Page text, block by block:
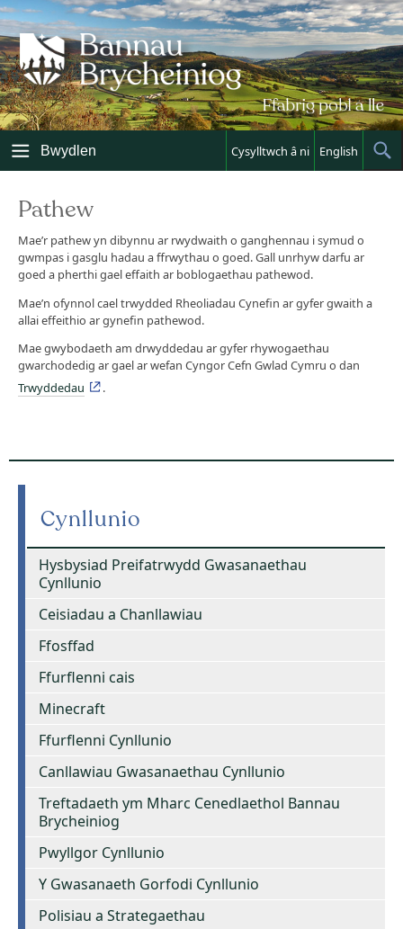
Skip
to
content
Bwydlen Cysylltwch â ni English
Pathew
Mae’r pathew yn dibynnu ar rwydwaith o ganghennau i symud o
gwmpas i gasglu hadau a ffrwythau o goed. Gall unrhyw darfu ar
goed a pherthi gael effaith ar boblogaethau pathewod.
Mae’n ofynnol cael trwydded Rheoliadau Cynefin ar gyfer gwaith a
allai effeithio ar gynefin pathewod.
Mae gwybodaeth am drwyddedau ar gyfer rhywogaethau
gwarchodedig ar gael ar wefan Cyngor Cefn Gwlad Cymru o dan
Trwyddedau
.
Cynllunio
Hysbysiad Preifatrwydd Gwasanaethau
Cynllunio
Ceisiadau a Chanllawiau
Ffosffad
Ffurflenni cais
Minecraft
Ffurflenni Cynllunio
Canllawiau Gwasanaethau Cynllunio
Treftadaeth ym Mharc Cenedlaethol Bannau
Brycheiniog
Pwyllgor Cynllunio
Y Gwasanaeth Gorfodi Cynllunio
Polisiau a Strategaethau